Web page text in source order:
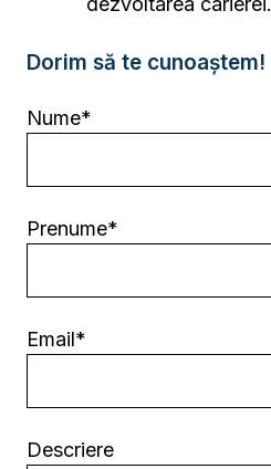
Dorim să te cunoaștem!
Nume*
Prenume*
Email*
Descriere